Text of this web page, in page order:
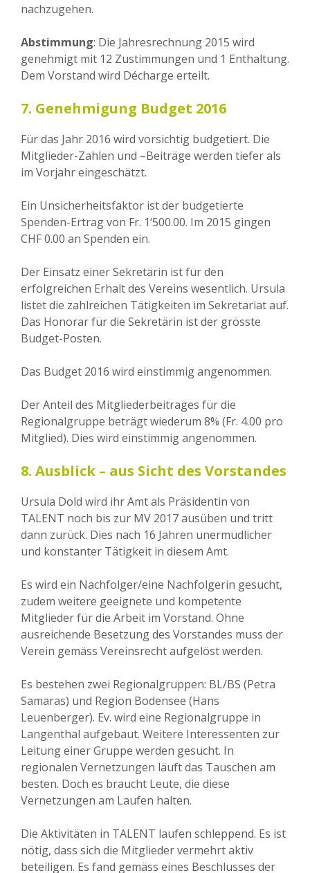
nachzugehen.
Abstimmung: Die Jahresrechnung 2015 wird
genehmigt mit 12 Zustimmungen und 1 Enthaltung.
Dem Vorstand wird Décharge erteilt.
7. Genehmigung Budget 2016
Für das Jahr 2016 wird vorsichtig budgetiert. Die
Mitglieder-Zahlen und –Beiträge werden tiefer als
im Vorjahr eingeschätzt.
Ein Unsicherheitsfaktor ist der budgetierte
Spenden-Ertrag von Fr. 1‘500.00. Im 2015 gingen
CHF 0.00 an Spenden ein.
Der Einsatz einer Sekretärin ist für den
erfolgreichen Erhalt des Vereins wesentlich. Ursula
listet die zahlreichen Tätigkeiten im Sekretariat auf.
Das Honorar für die Sekretärin ist der grösste
Budget-Posten.
Das Budget 2016 wird einstimmig angenommen.
Der Anteil des Mitgliederbeitrages für die
Regionalgruppe beträgt wiederum 8% (Fr. 4.00 pro
Mitglied). Dies wird einstimmig angenommen.
8. Ausblick – aus Sicht des Vorstandes
Ursula Dold wird ihr Amt als Präsidentin von
TALENT noch bis zur MV 2017 ausüben und tritt
dann zurück. Dies nach 16 Jahren unermüdlicher
und konstanter Tätigkeit in diesem Amt.
Es wird ein Nachfolger/eine Nachfolgerin gesucht,
zudem weitere geeignete und kompetente
Mitglieder für die Arbeit im Vorstand. Ohne
ausreichende Besetzung des Vorstandes muss der
Verein gemäss Vereinsrecht aufgelöst werden.
Es bestehen zwei Regionalgruppen: BL/BS (Petra
Samaras) und Region Bodensee (Hans
Leuenberger). Ev. wird eine Regionalgruppe in
Langenthal aufgebaut. Weitere Interessenten zur
Leitung einer Gruppe werden gesucht. In
regionalen Vernetzungen läuft das Tauschen am
besten. Doch es braucht Leute, die diese
Vernetzungen am Laufen halten.
Die Aktivitäten in TALENT laufen schleppend. Es ist
nötig, dass sich die Mitglieder vermehrt aktiv
beteiligen. Es fand gemäss eines Beschlusses der